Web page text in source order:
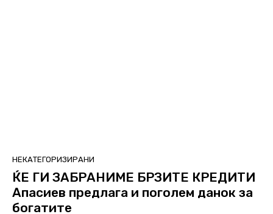
НЕКАТЕГОРИЗИРАНИ
ЌЕ ГИ ЗАБРАНИМЕ БРЗИТЕ КРЕДИТИ
Апасиев предлага и поголем данок за
богатите